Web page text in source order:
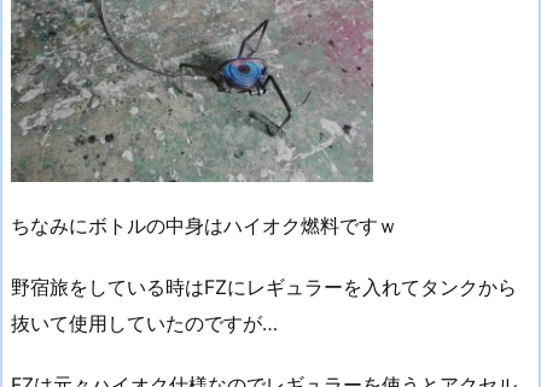
ちなみにボトルの中身はハイオク燃料ですｗ
野宿旅をしている時はFZにレギュラーを入れてタンクから
抜いて使用していたのですが…